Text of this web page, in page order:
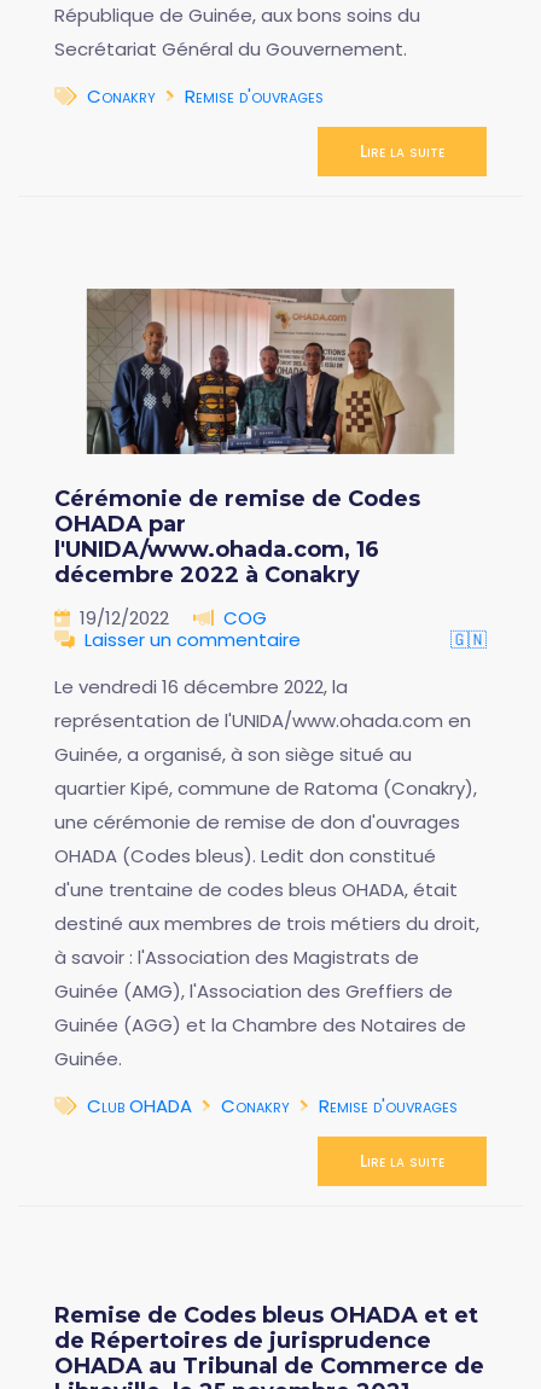
République de Guinée, aux bons soins du
Secrétariat Général du Gouvernement.
Conakry
Remise d'ouvrages
Lire la suite
Cérémonie de remise de Codes
OHADA par
l'UNIDA/www.ohada.com, 16
décembre 2022 à Conakry
19/12/2022
COG
Laisser un commentaire
🇬🇳
Le vendredi 16 décembre 2022, la
représentation de l'UNIDA/www.ohada.com en
Guinée, a organisé, à son siège situé au
quartier Kipé, commune de Ratoma (Conakry),
une cérémonie de remise de don d'ouvrages
OHADA (Codes bleus). Ledit don constitué
d'une trentaine de codes bleus OHADA, était
destiné aux membres de trois métiers du droit,
à savoir : l'Association des Magistrats de
Guinée (AMG), l'Association des Greffiers de
Guinée (AGG) et la Chambre des Notaires de
Guinée.
Club OHADA
Conakry Remise d'ouvrages
Lire la suite
Remise de Codes bleus OHADA et et
de Répertoires de jurisprudence
OHADA au Tribunal de Commerce de